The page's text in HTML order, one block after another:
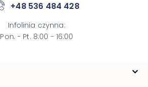
+48 536 484 428
Infolinia czynna:
Pon. - Pt. 8:00 - 16:00